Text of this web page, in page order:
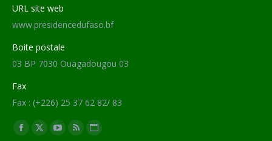
URL site web
www.presidencedufaso.bf
Boite postale
03 BP 7030 Ouagadougou 03
Fax
Fax : (+226) 25 37 62 82/ 83
Trouvez nous sur :
Facebook
X
YouTube
RSS Site